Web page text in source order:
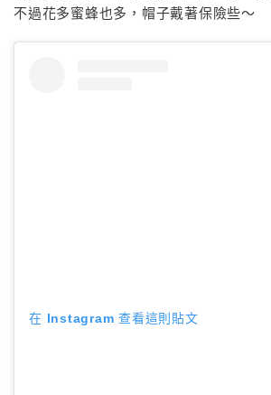
不過花多蜜蜂也多，帽子戴著保險些～
在 Instagram 查看這則貼文